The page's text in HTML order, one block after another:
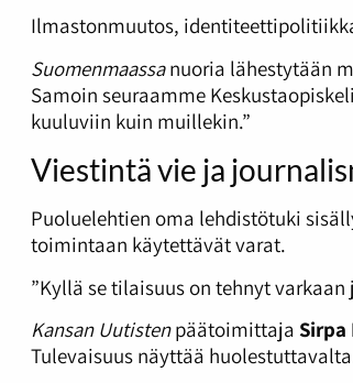
Ilmastonmuutos,
Suomenmaassanuoria lähestytään
Samoin seuraamme
kuuluviin kuin muillekin.”
Viestintä vie ja
Puoluelehtien oma lehdistötuki
toimintaan käytettävät varat.
”Kyllä se tilaisuus on tehnyt
Kansan Uutistenpäätoimittaja Sirpa
Tulevaisuus näyttää